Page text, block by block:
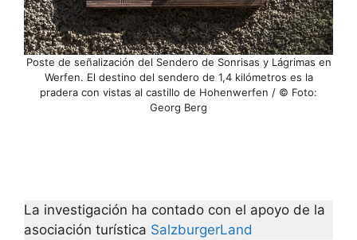
Poste de señalización del Sendero de Sonrisas y Lágrimas en
Werfen. El destino del sendero de 1,4 kilómetros es la
pradera con vistas al castillo de Hohenwerfen / © Foto:
Georg Berg
La investigación ha contado con el apoyo de la
asociación turística SalzburgerLand